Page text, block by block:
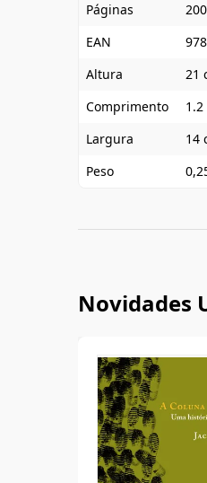
Páginas
200
EAN
Altura
21
Comprimento
1.2
Largura
14
Peso
Novidades